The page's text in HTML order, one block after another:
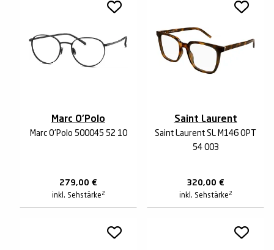
Marc O'Polo
Marc O'Polo 500045 52 10
279,00 €
inkl. Sehstärke 2
Saint Laurent
Saint Laurent SL M146 OPT
54 003
320,00 €
inkl. Sehstärke 2